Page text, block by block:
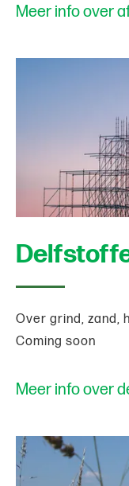
Meer info over
Over grind, zand,
Coming soon
Meer info over